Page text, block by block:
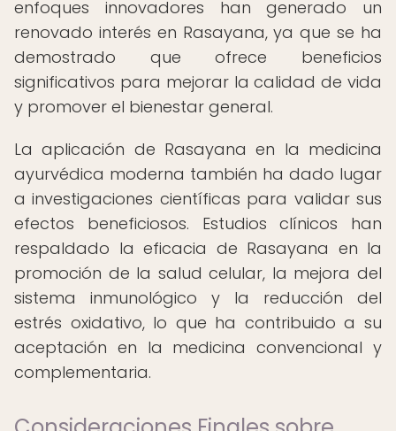
enfoques innovadores han generado un
renovado interés en Rasayana, ya que se ha
demostrado que ofrece beneficios
significativos para mejorar la calidad de vida
y promover el bienestar general.
La aplicación de Rasayana en la medicina
ayurvédica moderna también ha dado lugar
a investigaciones científicas para validar sus
efectos beneficiosos. Estudios clínicos han
respaldado la eficacia de Rasayana en la
promoción de la salud celular, la mejora del
sistema inmunológico y la reducción del
estrés oxidativo, lo que ha contribuido a su
aceptación en la medicina convencional y
complementaria.